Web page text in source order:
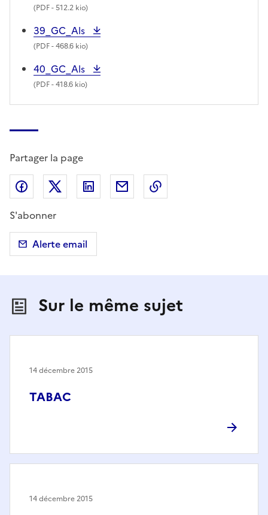
(PDF- 512.2 kio)
39_GC_Als
(PDF- 468.6 kio)
40_GC_Als
(PDF- 418.6 kio)
Partager la page
Partager sur Facebook
Partager sur X (anciennement Twitter)
Partager sur LinkedIn
Partager par email
S'abonner
Alerte email
Sur le même sujet
TABAC
14 décembre 2015
14 décembre 2015